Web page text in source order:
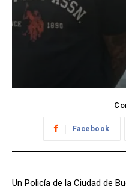
Facebook
Un Policía de la Ciudad de